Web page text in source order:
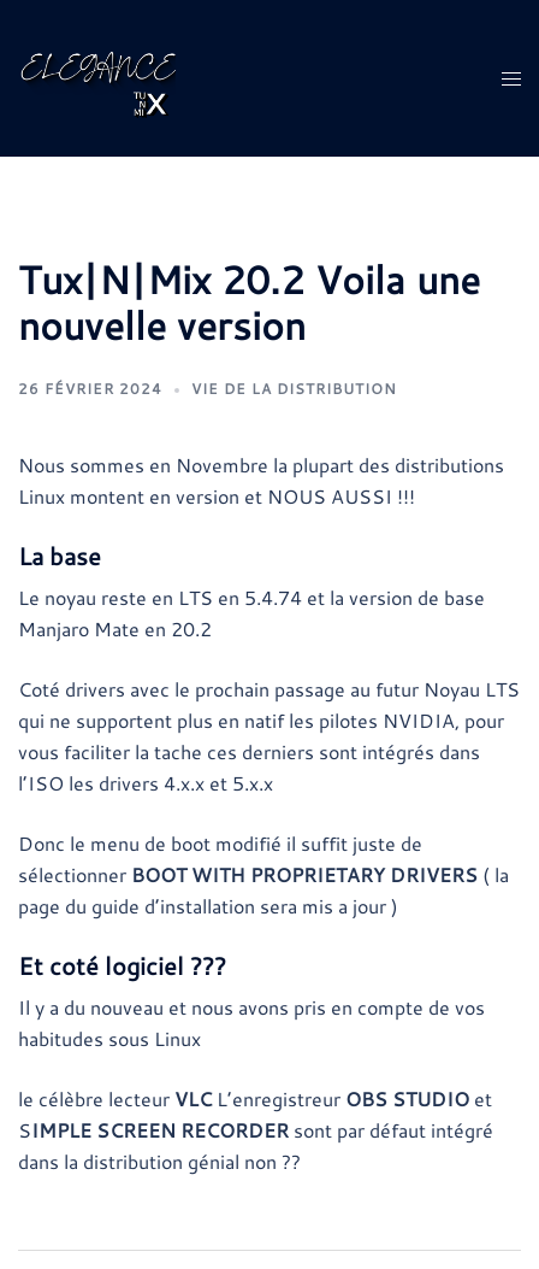
contenu
Tux|N|Mix 20.2 Voila une
nouvelle version
26 FÉVRIER 2024 VIE DE LA DISTRIBUTION
Nous sommes en Novembre la plupart des distributions
Linux montent en version et NOUS AUSSI !!!
La base
Le noyau reste en LTS en 5.4.74 et la version de base
Manjaro Mate en 20.2
Coté drivers avec le prochain passage au futur Noyau LTS
qui ne supportent plus en natif les pilotes NVIDIA, pour
vous faciliter la tache ces derniers sont intégrés dans
l’ISO les drivers 4.x.x et 5.x.x
Donc le menu de boot modifié il suffit juste de
sélectionner BOOT WITH PROPRIETARY DRIVERS ( la
page du guide d’installation sera mis a jour )
Et coté logiciel ???
Il y a du nouveau et nous avons pris en compte de vos
habitudes sous Linux
le célèbre lecteur VLC L’enregistreur OBS STUDIO et
SIMPLE SCREEN RECORDER sont par défaut intégré
dans la distribution génial non ??